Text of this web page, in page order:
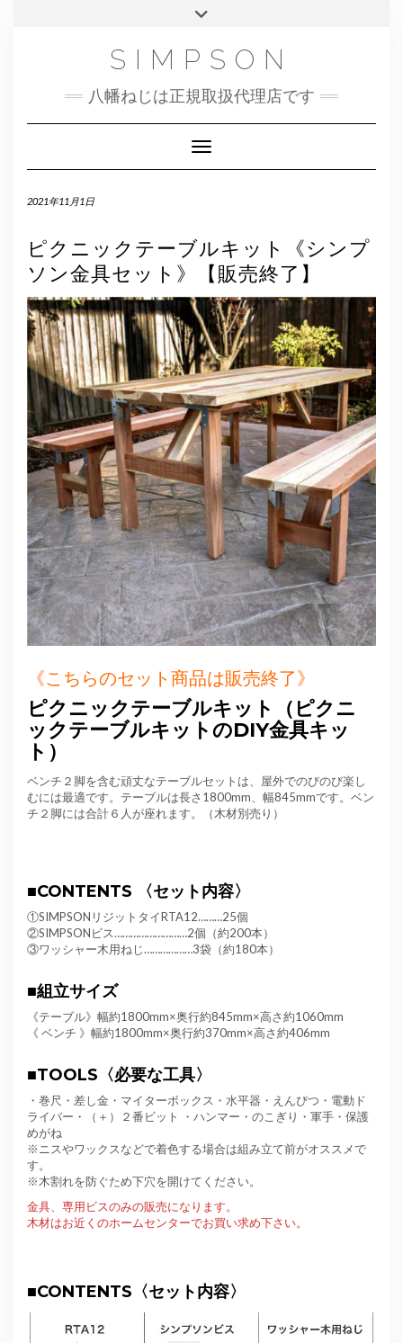
SIMPSON
八幡ねじは正規取扱代理店です
Toggle Navigation
2021年11月1日
ピクニックテーブルキット《シンプ
ソン金具セット》【販売終了】
《こちらのセット商品は販売終了》
ピクニックテーブルキット（ピクニ
ックテーブルキットのDIY金具キッ
ト）
ベンチ２脚を含む頑丈なテーブルセットは、屋外でのびのび楽し
むには最適です。テーブルは長さ1800mm、幅845mmです。ベン
チ２脚には合計６人が座れます。（木材別売り）
■CONTENTS 〈セット内容〉
①SIMPSONリジットタイRTA12………25個
②SIMPSONビス………………………2個（約200本）
③ワッシャー木用ねじ………………3袋（約180本）
■組立サイズ
《テーブル》幅約1800mm×奥行約845mm×高さ約1060mm
《 ベンチ 》幅約1800mm×奥行約370mm×高さ約406mm
■TOOLS〈必要な工具〉
・巻尺・差し金・マイターボックス・水平器・えんぴつ・電動ド
ライバー・（＋）２番ビット ・ハンマー・のこぎり・軍手・保護
めがね
※ニスやワックスなどで着色する場合は組み立て前がオススメで
す。
※木割れを防ぐため下穴を開けてください。
金具、専用ビスのみの販売になります。
木材はお近くのホームセンターでお買い求め下さい。
■CONTENTS〈セット内容〉